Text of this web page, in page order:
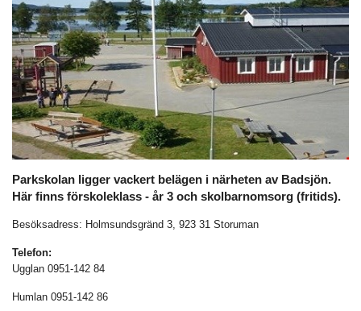
Parkskolan ligger vackert belägen i närheten av Badsjön.
Här finns förskoleklass - år 3 och skolbarnomsorg (fritids).
Besöksadress: Holmsundsgränd 3, 923 31 Storuman
Telefon:
Ugglan 0951-142 84
Humlan 0951-142 86